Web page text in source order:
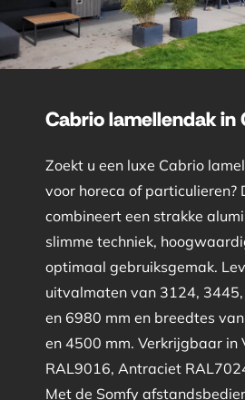
Cabrio lamellendak in
Zoekt u een luxe Cabrio
voor horeca of particulieren?
combineert een strakke
slimme techniek,
optimaal gebruiksgemak.
uitvalmaten van 3124,
en 6980 mm en breedtes
en 4500 mm. Verkrijgbaar in
RAL9016, Antraciet
Met de Somfy